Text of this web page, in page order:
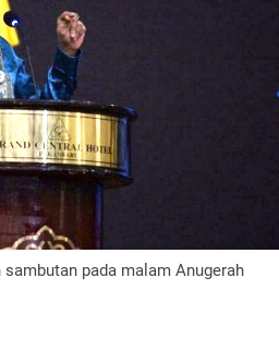
pada malam Anugerah